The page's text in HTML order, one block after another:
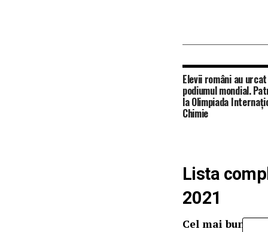
Lista
2021
Cel mai bun film
Elevii români au
podiumul mondial.
la Olimpiada
Chimie